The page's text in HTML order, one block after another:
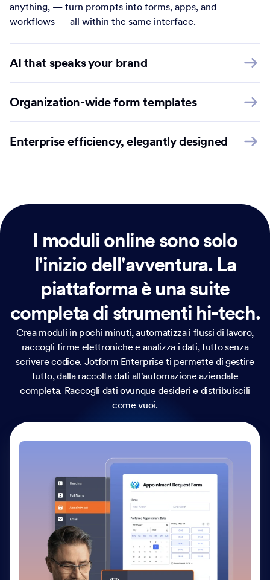
anything, — turn prompts into forms, apps, and
workflows — all within the same interface.
AI that speaks your brand
Organization-wide form templates
Enterprise efficiency, elegantly designed
I moduli online sono solo
l'inizio dell'avventura.La
piattaforma è una suite
completa di strumenti hi-tech.
Crea moduli in pochi minuti, automatizza i flussi di lavoro,
raccogli firme elettroniche e analizza i dati, tutto senza
scrivere codice. Jotform Enterprise ti permette di gestire
tutto, dalla raccolta dati all'automazione aziendale
completa. Raccogli dati ovunque desideri e distribuiscili
come vuoi.